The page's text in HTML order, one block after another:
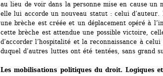
au lieu de voir dans la personne mise en cause un
elle lui accorde un nouveau statut : celui d’auteur.
une brèche est créée et un déplacement opéré à
cette brèche est attendue une possible victoire,
d’accorder l’hospitalité et la reconnaissance à
duquel d’autres luttes ont été tentées, sans grand
Les mobilisations politiques du droit. Logiques